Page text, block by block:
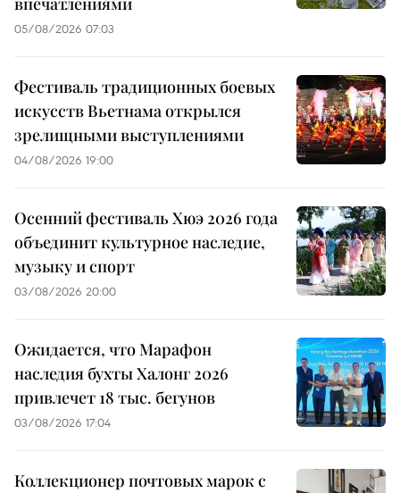
05/08/2026 07:03
Фестиваль традиционных боевых
искусств Вьетнама открылся
зрелищными выступлениями
04/08/2026 19:00
Осенний фестиваль Хюэ 2026 года
объединит культурное наследие,
музыку и спорт
03/08/2026 20:00
Ожидается, что Марафон
наследия бухты Халонг 2026
привлечет 18 тыс. бегунов
03/08/2026 17:04
Коллекционер почтовых марок с